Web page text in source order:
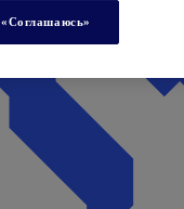
«Соглашаюсь»